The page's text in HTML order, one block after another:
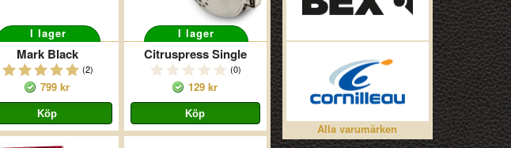
Alla varumärken
I lager
Mark Black
(2)
799 kr
I lager
Citruspress Single
(0)
129 kr